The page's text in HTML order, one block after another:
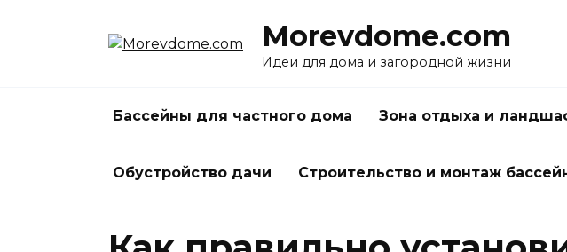
Morevdome.com
Идеи для дома и загородной жизни
Бассейны для частного дома Зона отдыха и
Обустройство дачи Строительство и монтаж